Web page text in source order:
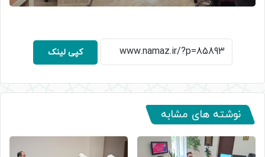
کپی لینک
نوشته های مشابه